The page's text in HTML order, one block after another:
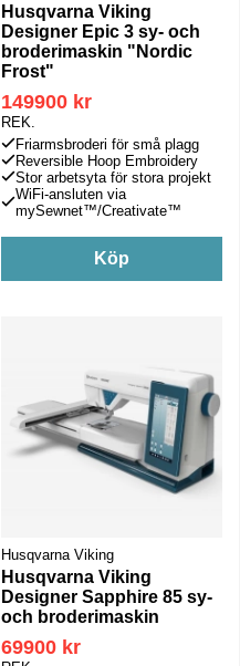
Husqvarna Viking
Designer Epic 3 sy- och
broderimaskin "Nordic
Frost"
149900 kr
REK.
Friarmsbroderi för små plagg
Reversible Hoop Embroidery
Stor arbetsyta för stora projekt
WiFi-ansluten via
mySewnet™/Creativate™
Köp
Husqvarna Viking
Husqvarna Viking
Designer Sapphire 85 sy-
och broderimaskin
69900 kr